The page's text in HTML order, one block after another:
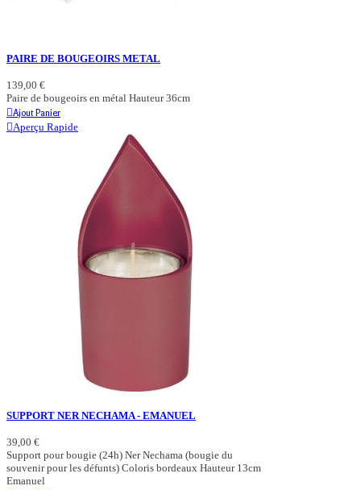
PAIRE DE BOUGEOIRS METAL
139,00 €
Paire de bougeoirs en métal Hauteur 36cm
Ajout Panier
Aperçu Rapide
SUPPORT NER NECHAMA - EMANUEL
39,00 €
Support pour bougie (24h) Ner Nechama (bougie du
souvenir pour les défunts) Coloris bordeaux Hauteur 13cm
Emanuel